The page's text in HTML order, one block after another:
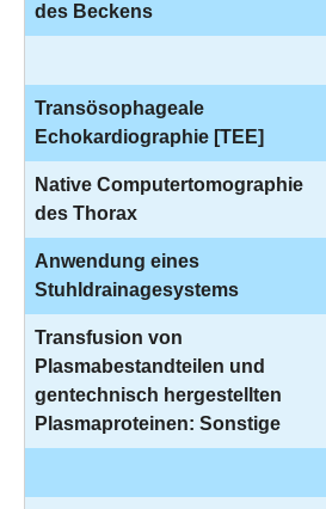
des Beckens
Transösophageale
Echokardiographie [TEE]
Native Computertomographie
des Thorax
Anwendung eines
Stuhldrainagesystems
Transfusion von
Plasmabestandteilen und
gentechnisch hergestellten
Plasmaproteinen: Sonstige